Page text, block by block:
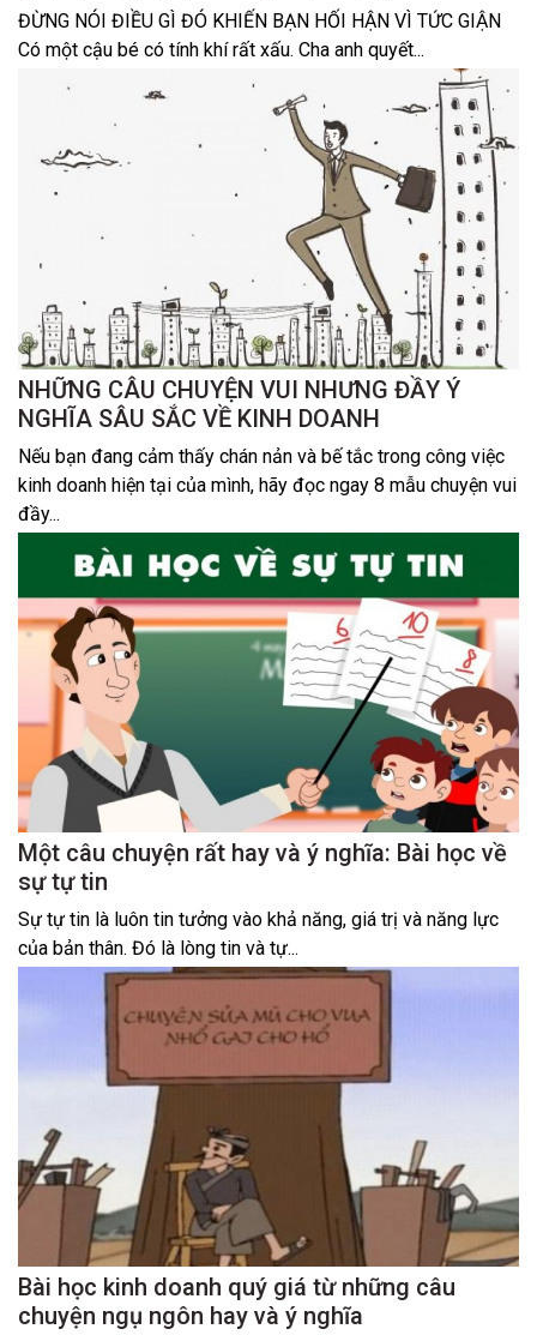
ĐỪNG NÓI ĐIỀU GÌ ĐÓ KHIẾN BẠN HỐI HẬN VÌ TỨC GIẬN
Có một cậu bé có tính khí rất xấu. Cha anh quyết...
NHỮNG CÂU CHUYỆN VUI NHƯNG ĐẦY Ý
NGHĨA SÂU SẮC VỀ KINH DOANH
Nếu bạn đang cảm thấy chán nản và bế tắc trong công việc
kinh doanh hiện tại của mình, hãy đọc ngay 8 mẫu chuyện vui
đầy...
Một câu chuyện rất hay và ý nghĩa: Bài học về
sự tự tin
Sự tự tin là luôn tin tưởng vào khả năng, giá trị và năng lực
của bản thân. Đó là lòng tin và tự...
Bài học kinh doanh quý giá từ những câu
chuyện ngụ ngôn hay và ý nghĩa